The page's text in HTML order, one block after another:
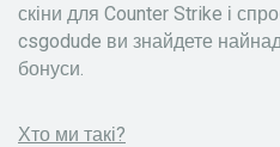
скіни для Counter Strike і
csgodude ви знайдете
бонуси.
Хто ми такі?